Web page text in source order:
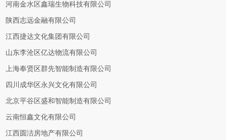
河南金水区鑫瑞生物科技有限公司
陕西志远金融有限公司
江西捷达文化集团有限公司
山东李沧区亿达物流有限公司
上海奉贤区群先智能制造有限公司
四川成华区永兴文化有限公司
北京平谷区盛和智能制造有限公司
云南恒鑫文化有限公司
江西圆洁房地产有限公司